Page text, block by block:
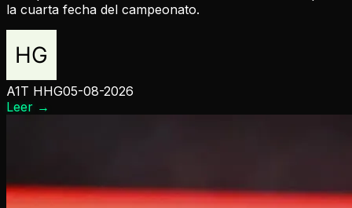
la cuarta fecha del campeonato.
A1T HHG05-08-2026
Leer →